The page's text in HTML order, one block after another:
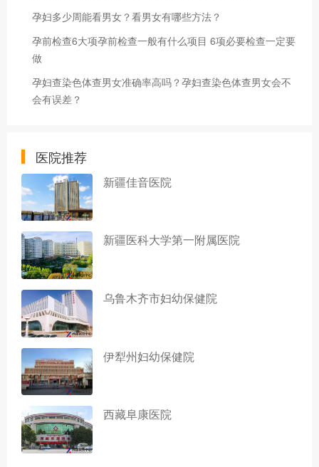
孕妇多少周能看男女？看男女有哪些方法？
孕前检查6大项孕前检查一般有什么项目 6项必要检查一定要
做
孕妇查染色体查男女准确率高吗？孕妇查染色体查男女会不
会有误差？
医院推荐
新疆佳音医院
新疆医科大学第一附属医院
乌鲁木齐市妇幼保健院
伊犁州妇幼保健院
西藏阜康医院